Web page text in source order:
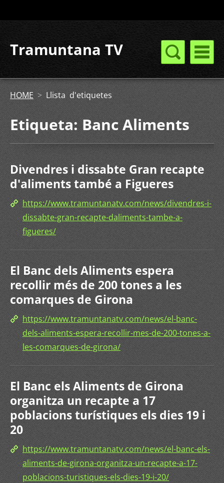
Tramuntana TV
HOME > Llista d'etiquetes
Etiqueta: Banc Aliments
Divendres i dissabte Gran recapte
d'aliments també a Figueres
https://www.tramuntanatv.com/news/divendres-i-
dissabte-gran-recapte-daliments-tambe-a-
figueres/
El Banc dels Aliments espera
recollir més de 200 tones a les
comarques de Girona
https://www.tramuntanatv.com/news/el-banc-
dels-aliments-espera-recollir-mes-de-200-tones-a-
les-comarques-de-girona/
El Banc els Aliments de Girona
organitza un recapte a 17
poblacions turístiques els dies 19 i
20
https://www.tramuntanatv.com/news/el-banc-els-
aliments-de-girona-organitza-un-recapte-a-17-
poblacions-turistiques-els-dies-19-i-20/